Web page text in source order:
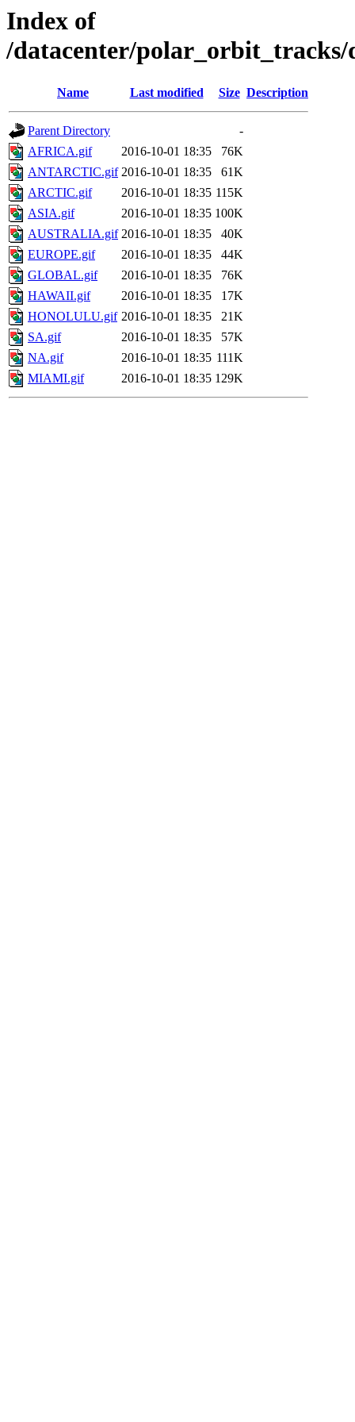
Index of
/datacenter/polar_orbit_tracks/
Name Last modified Size Description
Parent Directory
-
AFRICA.gif
2016-10-01 18:35
76K
ANTARCTIC.gif 2016-10-01 18:35
61K
ARCTIC.gif
2016-10-01 18:35 115K
ASIA.gif
2016-10-01 18:35 100K
AUSTRALIA.gif 2016-10-01 18:35
40K
EUROPE.gif
2016-10-01 18:35
44K
GLOBAL.gif
2016-10-01 18:35
76K
HAWAII.gif
2016-10-01 18:35
17K
HONOLULU.gif 2016-10-01 18:35
21K
SA.gif
2016-10-01 18:35
57K
NA.gif
2016-10-01 18:35 111K
MIAMI.gif
2016-10-01 18:35 129K